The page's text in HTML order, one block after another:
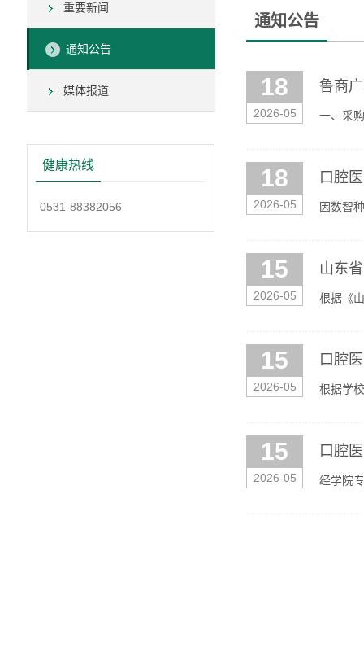
重要新闻
通知公告
媒体报道
健康热线
0531-88382056
通知公告
18
2026-05
鲁商
一、采
18
2026-05
口腔
因数智
15
2026-05
山东
根据《
15
2026-05
口腔
根据学
15
2026-05
口腔
经学院